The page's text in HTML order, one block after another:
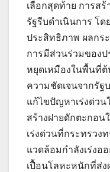
เลือกสุดท้าย การส
รัฐรีบดำเนินการ โด
ประสิทธิภาพ ผลกร
การมีส่วนร่วมของป
หยุดเหมืองในพื้นที่ต้
ความชัดเจนจากรั
แก้ไขปัญหาเร่งด่ว
สร้างฝายดักตะกอน
เร่งด่วนที่กระทรวง
แวดล้อมกำลังเร่งอ
เปื้อนโลหะหนักที่ส่